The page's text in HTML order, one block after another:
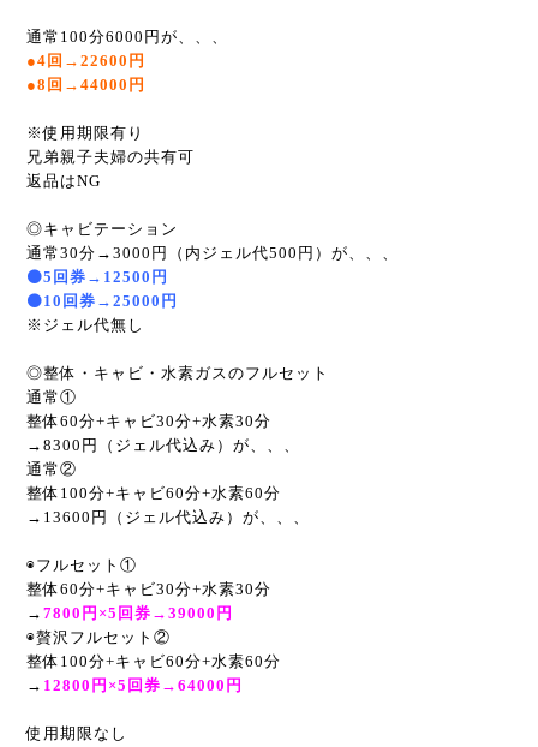
通常100分6000円が、、、
●4回→22600円
●8回→44000円
※使用期限有り
兄弟親子夫婦の共有可
返品はNG
◎キャビテーション
通常30分→3000円（内ジェル代500円）が、、、
⚫5 回券→12500円
⚫10回券→25000円
※ジェル代無し
◎整体・キャビ・水素ガスのフルセット
通常①
整体60分+キャビ30分+水素30分
→8300円（ジェル代込み）が、、、
通常②
整体100分+キャビ60分+水素60分
→13600円（ジェル代込み）が、、、
◉フルセット①
整体60分+キャビ30分+水素30分
→ 7800円×5回券→39000円
◉贅沢フルセット②
整体100分+キャビ60分+水素60分
→ 12800円×5回券→64000円
使用期限なし